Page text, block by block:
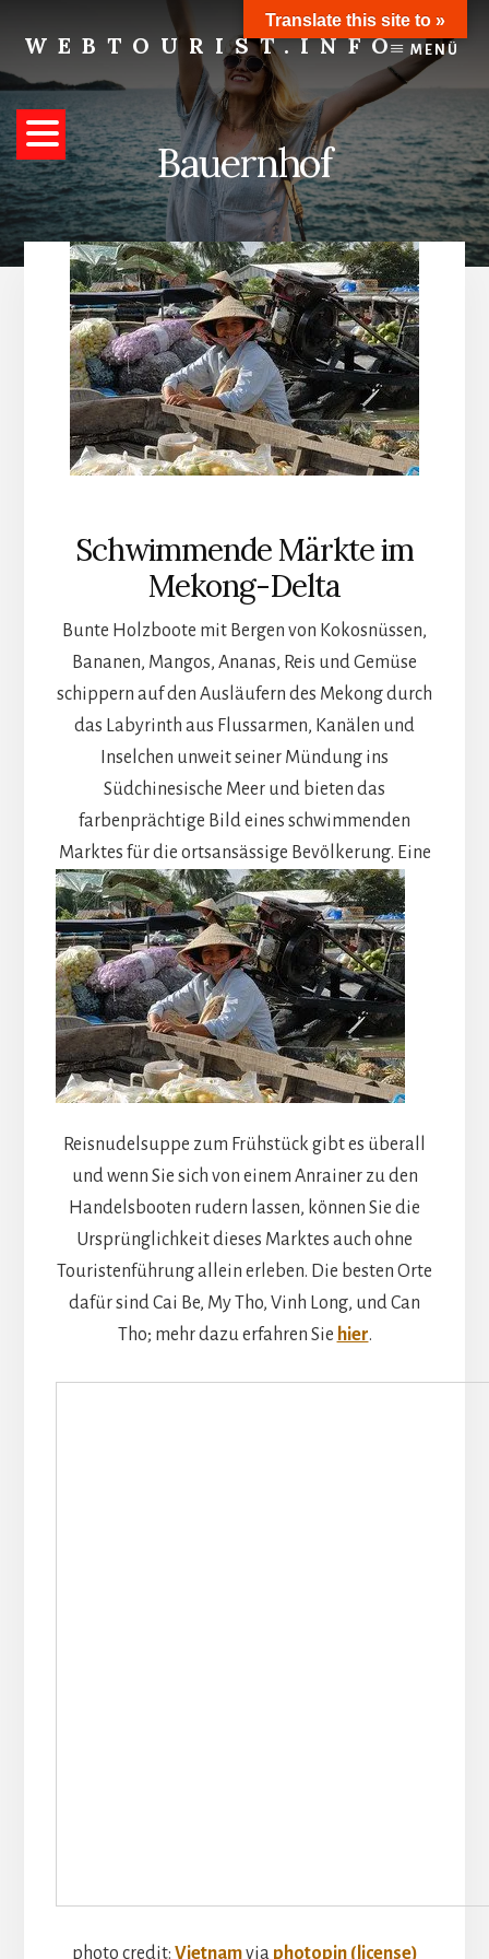
content
WEBTOURIST.INFO
Reisen
MENÜ
Bauernhof
Schwimmende Märkte im
Mekong-Delta
Bunte Holzboote mit Bergen von Kokosnüssen,
Bananen, Mangos, Ananas, Reis und Gemüse
schippern auf den Ausläufern des Mekong durch
das Labyrinth aus Flussarmen, Kanälen und
Inselchen unweit seiner Mündung ins
Südchinesische Meer und bieten das
farbenprächtige Bild eines schwimmenden
Marktes für die ortsansässige Bevölkerung. Eine
Reisnudelsuppe zum Frühstück gibt es überall
und wenn Sie sich von einem Anrainer zu den
Handelsbooten rudern lassen, können Sie die
Ursprünglichkeit dieses Marktes auch ohne
Touristenführung allein erleben. Die besten Orte
dafür sind Cai Be, My Tho, Vinh Long, und Can
Tho; mehr dazu erfahren Sie hier.
photo credit: Vietnamvia photopin (license)
Translate this site to »